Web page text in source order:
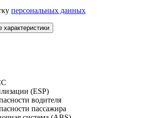
персональных данных
характеристики
(ESP)
водителя
пассажира